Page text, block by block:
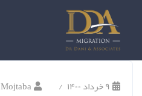
۹ خرداد ۱۴۰۰ Mojtaba